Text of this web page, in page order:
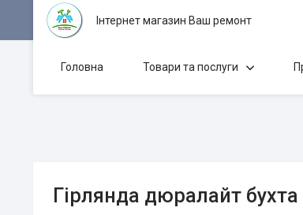
Інтернет магазин Ваш ремонт
Головна Товари та послуги
Гірлянда дюралайт